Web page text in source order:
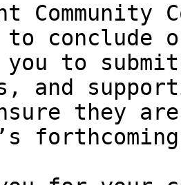
to conclude
you to
and
they